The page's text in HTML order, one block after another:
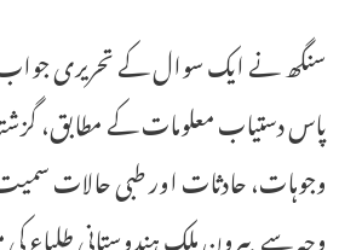
سنگھ نے ایک سوال کے تحریری
پاس دستیاب معلومات کے مطابق،
وجوہات، حادثات اور طبی حالات